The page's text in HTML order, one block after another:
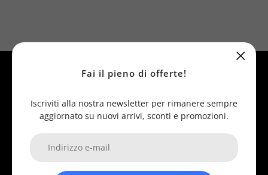
Assistenza
Fai il pieno di offerte!
Iscriviti alla nostra newsletter per rimanere sempre
aggiornato su nuovi arrivi, sconti e promozioni.